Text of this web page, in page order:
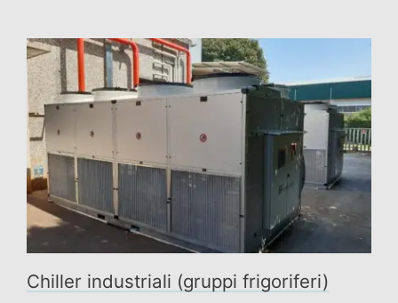
Chiller industriali (gruppi frigoriferi)